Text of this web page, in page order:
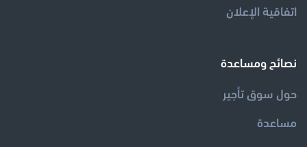
اتفاقية الإعلان
نصائح ومساعدة
مساعدة